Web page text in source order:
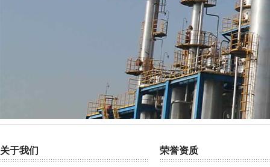
针型阀 二阀组 三阀组 气源球阀
关于我们 荣誉资质